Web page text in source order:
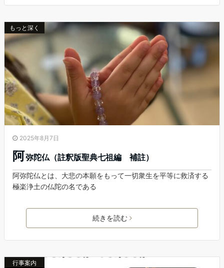
もっと深く
2025年8月7日
阿弥陀仏（註釈版聖典七祖編 補註）
阿弥陀仏とは、大悲の本願をもって一切衆生を平等に救済する
極楽浄土の仏陀の名である
続きを読む
行事案内